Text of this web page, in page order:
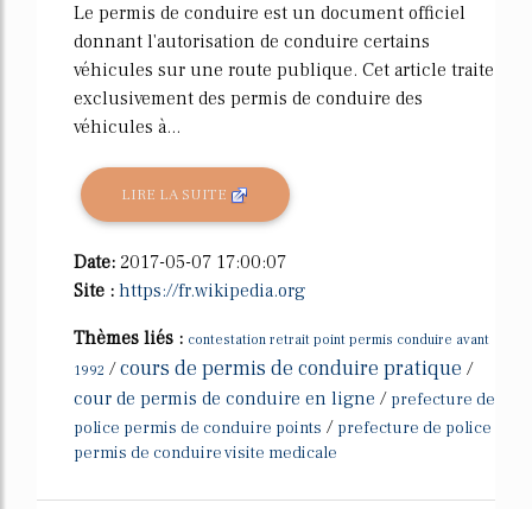
Le permis de conduire est un document officiel
donnant l'autorisation de conduire certains
véhicules sur une route publique. Cet article traite
exclusivement des permis de conduire des
véhicules à...
LIRE LA SUITE
Date: 2017-05-07 17:00:07
Site : https://fr.wikipedia.org
Thèmes liés : contestation retrait point permis conduire avant
1992 /cours de permis de conduire pratique /
cour de permis de conduire en ligne / prefecture de
police permis de conduire points / prefecture de police
permis de conduire visite medicale